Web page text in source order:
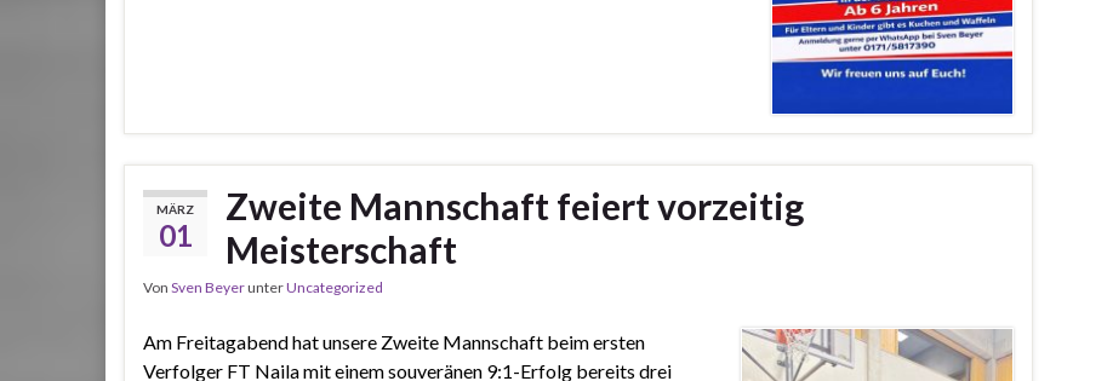
MÄRZ
01
Zweite Mannschaft feiert vorzeitig
Meisterschaft
Von Sven BeyerunterUncategorized
Am Freitagabend hat unsere Zweite Mannschaft beim ersten
Verfolger FT Naila mit einem souveränen 9:1-Erfolg bereits drei